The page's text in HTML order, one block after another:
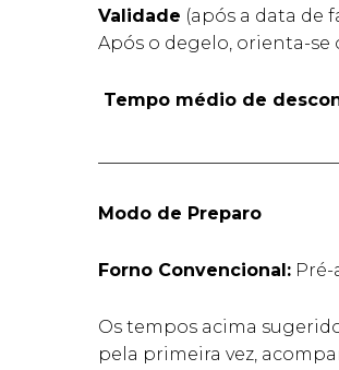
Validade (após a data de
Após o degelo, orienta-
Tempo médio de
Modo de Preparo
Forno Convencional:
Os tempos acima
pela primeira vez,